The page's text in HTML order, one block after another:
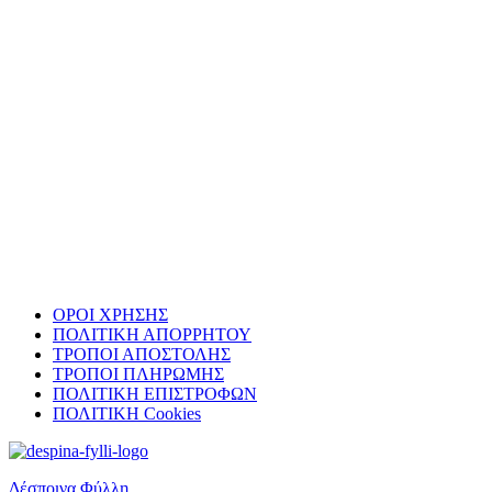
Skip
back
main
navigation
ΟΡΟΙ ΧΡΗΣΗΣ
ΠΟΛΙΤΙΚΗ ΑΠΟΡΡΗΤΟΥ
ΤΡΟΠΟΙ ΑΠΟΣΤΟΛΗΣ
ΤΡΟΠΟΙ ΠΛΗΡΩΜΗΣ
ΠΟΛΙΤΙΚΗ ΕΠΙΣΤΡΟΦΩΝ
ΠΟΛΙΤΙΚΗ Cookies
Δέσποινα Φύλλη